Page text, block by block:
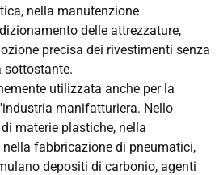
nella manutenzione
delle attrezzature,
precisa dei rivestimenti senza
sottostante.
utilizzata anche per la
manifatturiera. Nello
materie plastiche, nella
fabbricazione di pneumatici,
depositi di carbonio, agenti